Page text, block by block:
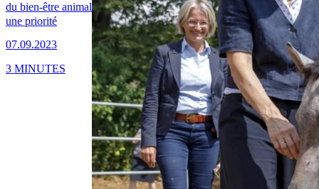
du bien-être animal
une priorité
07.09.2023
3 MINUTES